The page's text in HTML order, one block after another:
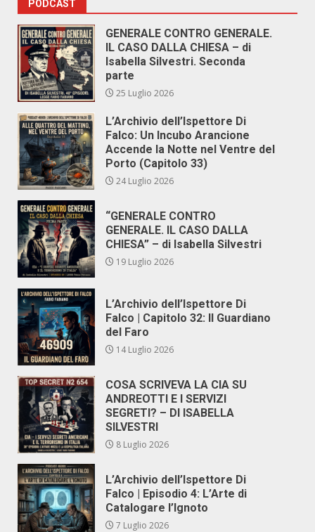
PODCAST
GENERALE CONTRO GENERALE.
IL CASO DALLA CHIESA – di
Isabella Silvestri. Seconda
parte
25 Luglio 2026
L’Archivio dell’Ispettore Di
Falco: Un Incubo Arancione
Accende la Notte nel Ventre del
Porto (Capitolo 33)
24 Luglio 2026
“GENERALE CONTRO
GENERALE. IL CASO DALLA
CHIESA” – di Isabella Silvestri
19 Luglio 2026
L’Archivio dell’Ispettore Di
Falco | Capitolo 32: Il Guardiano
del Faro
14 Luglio 2026
COSA SCRIVEVA LA CIA SU
ANDREOTTI E I SERVIZI
SEGRETI? – DI ISABELLA
SILVESTRI
8 Luglio 2026
L’Archivio dell’Ispettore Di
Falco | Episodio 4: L’Arte di
Catalogare l’Ignoto
7 Luglio 2026